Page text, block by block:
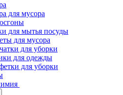
для мусора
для мытья посуды
для мусора
для уборки
для одежды
для уборки